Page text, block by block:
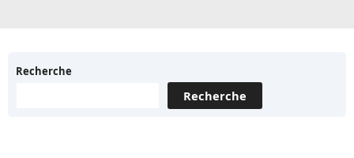
equidad
Recherche
Recherche